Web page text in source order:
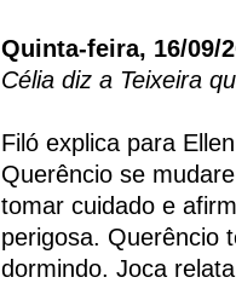
Quinta-feira, 16/09/
Célia diz a Teixeira
Filó explica para
Querêncio se
tomar cuidado e
perigosa. Querêncio
dormindo. Joca